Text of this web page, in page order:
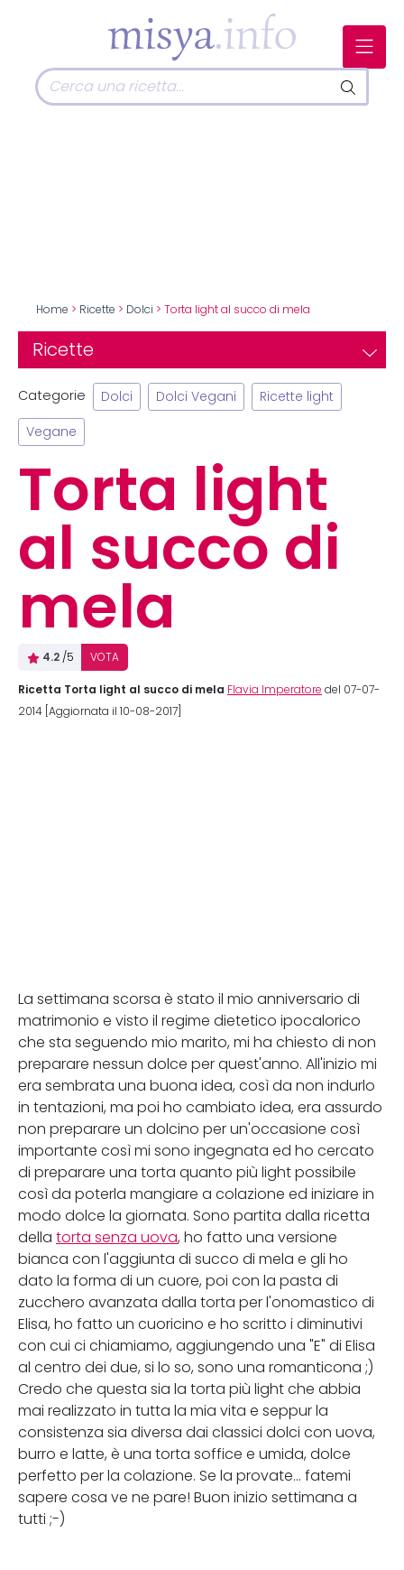
Home > Ricette > Dolci > Torta light al succo di mela
Ricette
Categorie Dolci Dolci Vegani Ricette light
Vegane
Torta light
al succo di
mela
4.2 /5 VOTA
Ricetta Torta light al succo di mela Flavia Imperatore del 07-07-
2014 [Aggiornata il 10-08-2017]
La settimana scorsa è stato il mio anniversario di
matrimonio e visto il regime dietetico ipocalorico
che sta seguendo mio marito, mi ha chiesto di non
preparare nessun dolce per quest'anno. All'inizio mi
era sembrata una buona idea, così da non indurlo
in tentazioni, ma poi ho cambiato idea, era assurdo
non preparare un dolcino per un'occasione così
importante così mi sono ingegnata ed ho cercato
di preparare una torta quanto più light possibile
così da poterla mangiare a colazione ed iniziare in
modo dolce la giornata. Sono partita dalla ricetta
della torta senza uova, ho fatto una versione
bianca con l'aggiunta di succo di mela e gli ho
dato la forma di un cuore, poi con la pasta di
zucchero avanzata dalla torta per l'onomastico di
Elisa, ho fatto un cuoricino e ho scritto i diminutivi
con cui ci chiamiamo, aggiungendo una "E" di Elisa
al centro dei due, si lo so, sono una romanticona ;)
Credo che questa sia la torta più light che abbia
mai realizzato in tutta la mia vita e seppur la
consistenza sia diversa dai classici dolci con uova,
burro e latte, è una torta soffice e umida, dolce
perfetto per la colazione. Se la provate... fatemi
sapere cosa ve ne pare! Buon inizio settimana a
tutti ;-)